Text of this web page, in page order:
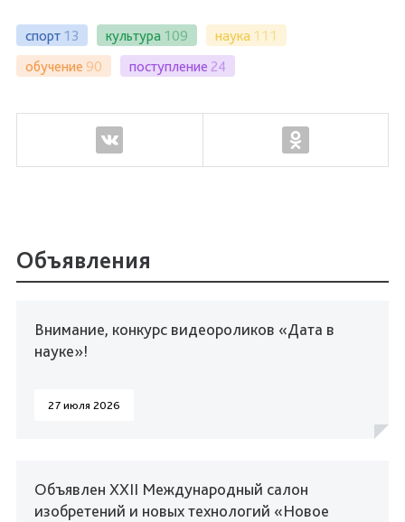
спорт 13 культура 109 наука 111
обучение 90 поступление 24
Объявления
Внимание, конкурс видеороликов «Дата в
науке»!
27 июля 2026
Объявлен XXII Международный салон
изобретений и новых технологий «Новое